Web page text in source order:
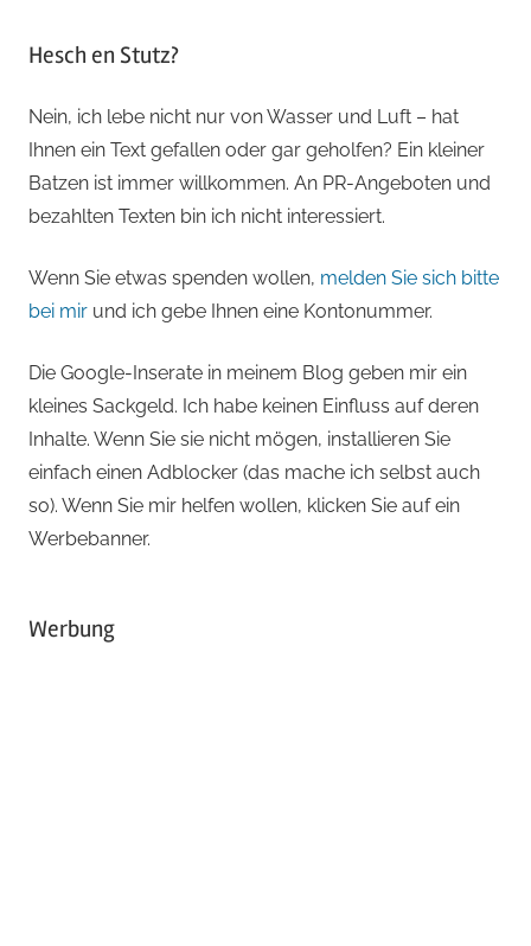
Hesch en Stutz?
Nein, ich lebe nicht nur von Wasser und Luft – hat
Ihnen ein Text gefallen oder gar geholfen? Ein kleiner
Batzen ist immer willkommen. An PR-Angeboten und
bezahlten Texten bin ich nicht interessiert.
Wenn Sie etwas spenden wollen, melden Sie sich bitte
bei mir und ich gebe Ihnen eine Kontonummer.
Die Google-Inserate in meinem Blog geben mir ein
kleines Sackgeld. Ich habe keinen Einfluss auf deren
Inhalte. Wenn Sie sie nicht mögen, installieren Sie
einfach einen Adblocker (das mache ich selbst auch
so). Wenn Sie mir helfen wollen, klicken Sie auf ein
Werbebanner.
Werbung